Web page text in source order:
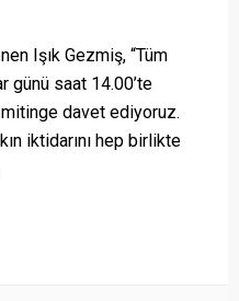
Işık Gezmiş, “Tüm
günü saat 14.00’te
davet ediyoruz.
iktidarını hep birlikte